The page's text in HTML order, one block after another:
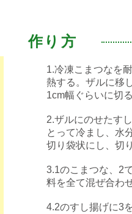
作り方
1.冷凍こまつなを
熱する。ザルに移
1cm幅ぐらいに切
2.ザルにのせたす
とって冷まし、水
切り袋状にし、切
3.1のこまつな、2
料を全て混ぜ合わ
4.2のすし揚げに3